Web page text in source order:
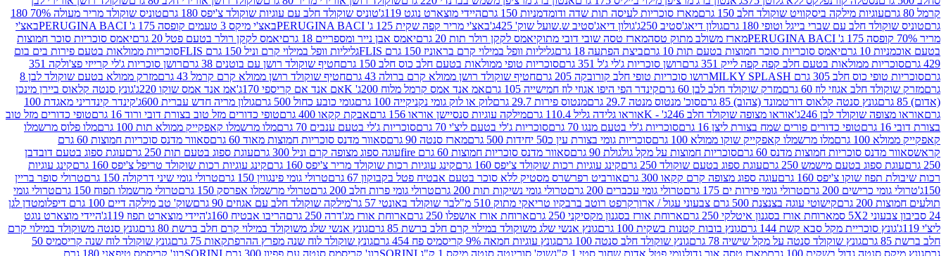
קרמל 80 גרם
עוגיות מילקה ביסקוויט שוקולד חלב 150 גרם מארז סוכריות לעיסה תות שדה ודומדמניות 150 גרם היידי מוצארט נוגט 119ג' טוניס שוקולד חלב עם עוגיות שוקולד צ'יפס 180 גרם
טוניס שוקולד מריר מעולה 70% 180
גרםטוניס שוקולד חלב עם שברי בייגל וטופי 180 גרם גולון דיאג'סטיב 250ג' גולון דיאג'סטיב ש.שועל שוק' 425ג' באצ'י מריר קפה שקית 125 ג' PERUGINA BACI באצ'י מיקס 3 טעמים קופסה 175 ג' PERUGINA BACI
באצ'י
מריר 70% קופסה 175 ג' PERUGINA BACI
מארז משולב מתוק טסהמארז טסה שובי דובי מתוקיאמס לקקן רולר תות 20 גרם יאמס אבן נייר ומספריים 18 גרם יאמס לקקן רולר בטעם פטל 20 גרם
יאמס סוכריות סוכר חמוצות
בטעם אוכמניות 10 גרם
יאמס סוכריות סוכר חמוצות בטעם תות 10 גרם ביצת הפתעה 18 גרם גליליות וופל במילוי קרם בראוניז 150 גרם FLIS גליליות וופל במילוי קרם וניל 150 גרם FLIS
סוכריות ממולאות בטעם פירות בים בום
429 גרם
סוכריות ממולאות בטעם חלב קפה קפה לייק 351 גרם רושן סוכריות ג'לי ג'ל 351 גרם סוכריות טופי ממולאות בטעם חלב כוס חלב 150 גרם חטיף שוקולד רושן עם בוטנים 38 גרם
רושן סוכריות ג'לי קרייזי פצ'ולקה 351
גרםסוכריות טופי כוס חלב 305 גרם MILKY SPLASH רושו סוכריות טופי חלב קורובקה 205 גרם חטיף שוקולד רושן ממולא קרם ברולה 43 גרם חטיף שוקולד רושן ממולא קרם קרמל 43 גרם
מזרק ממולא בטעם שוקולד לבן 8
גרםמזרק שוקולד חלב אגוזי לוז 60 גרם מזרק שוקולד חלב לבן 60 גרם קינדר הפי היפו אגוזי לוז חמישייה 105 גרם אמ אנד אמס קרמל מלוח 200ג' K אם אנד אם קריספי 170ג' אמ אנד אמס שוקו 220ג'
גונץ סנטה קלאוס ביירן מינכן
(אדום) 85 גרם
גונץ סנטה קלאוס דורטמונד (צהוב) 85 גרם סוכ' מנטוס מנטה 29.7 גרם מנטוס פירות 29.7 גרם לוק או לוק גומי נקניקייה 100 גרם גומי כובע כחול 500 גרם גולון מריה חדש עברית 600ג'
קינדר קינדריני מאגדת 100
גרםאוראו מצופה שוקולד לבן 246ג' אוראו מצופה שוקולד חלב 246ג' - K אוראו גלידה גליל 110.4 גרם מילקה עוגיות סנסיישן אוראו 156 גרם אבקת קקאו 400 גרם טופי כדורים מזל טוב בצורת דובי ורוד 16 גרם
טופי כדורים מזל טוב
בצורת דובי 16 גרם
טופי כדורים פורים שמח בצורת ליצן 16 גרם סוכריות ג'לי בטעם מנגו 70 גרם סוכריות ג'לי בטעם ליצ'י 70 גרם סוכריות ג'לי בטעם ענבים 70 גרם מלו מרשמלו קאפקייק ממולא תות 100 גרם
מלו פלוס מרשמלו
קאפקייק ממולא 100 גרם
מלו מרשמלו קאפקייק שוקו ממולא 100 גרם סוכריות גומי בצורת עין כ50 יחידות 500 גרם מארז סנטה 90 גרם סאוור מדנס סוכריות חמוצות מאוד 60 גרם
סאוור מדנס סוכריות חמוצות 60 גרם
קראשסאוור מדנס סוכריות חמוצות מדנס 60 גרם סוכריות חמוצות על מקל גולגולת 90 גרם סאוור מדנס סוכריות חמוצות 60 גרם fire עוגה ספוג מצופה קרם וניל 300 גרם עוגת ספוג בטעם תות 250 גרם
עוגת ספוג בטעם דובדבן
250 גרם
עוגת ספוג בטעם מישמש 250 גרם עוגת ספוג בטעם שוקולד 250 גרם קינג עוגיות רכות שוקולד צ'יפס 160 גרם קינג עוגיות רכות שוקולד מריר צ'יפס 160 גרם קינג עוגיות רכות שוקולד טריפל צ'יפס 160 גרם
קינג עוגיות
רכות שיבולת תפוז שוקו צ'יפס 160 גרם
עוגה ספוג מצופה קרם קקאו 300 גרם אורביט רפרשרס מסטיק ללא סוכר בטעם אבטיח פטל בקבוקון 67 גרם טרולי גומי פינגווין 150 גרם טרולי גומי שיני דרקולה 150 גרם
טרולי סופר בריין
150ג' טרולי גומי כרישים 200 גרם טרולי גומי פירות ים 175 גרם טרולי גומי עכברים 200 גרם טרולי גומי נשיקות תות 200 גרם טרולי גומי פרות חלב 200 גרם טרולי מרשמלו אפרסק 150 גרם טרולי מרשמלו תפוח 150 גרם
טרולי גומי
תולעים חמוצות 200 גרם
קישוטי עוגה בצנצנת 500 גרם צבעוני עגול / ארוך קרפט רוטב ברבקיו טריאקי מתוק 510 מ"ל בר שוקולד באונטי 57 גר' מילקה שוקולד חלב עם אגוזים 90 גרם שוק' טב מילקה דיים 100 גרם דיפלומט
דן לגן
24 סביבון צבעוני 5X2 סמ
ארוחת אורז בסגנון איטלקי 250 גרם ארוחת אורז בסגנון מקסיקני 250 גרם ארוחת אורז אושפלו 250 גרם ארוחת אורז מג'דרה 250 גרם הריבו אבטיח 160ג' היידי מוצארט תפוז 119ג'
היידי מוצארט נוגט
ליצ'י 119ג'
גונץ סוכריית מקל סבא קשת 144 גרם גונץ בובות קטנות בשקית 100 גרם גונץ אנשי שלג משוקולד במילוי קרם חלב ברשת 85 גרם גונץ אנשי שלג משוקולד במילוי קרם חלב ברשת 80 גרם
גונץ סנטה משוקולד במילוי קרם
חלב ברשת 85 גרם
גונץ שוקולד סנטה על מקל שישיה 78 גרם גונץ שוקולד חלב סנטה 100 גרם גונץ עוגיות חמאה 9% קריסמיס פח 454 גרם גונץ שוקולד לוח שנה מפרץ ההרפתקאות 75 גרם
גונץ שוקולד לוח שנה קריסמיס 50
גרםגונץ מיקס סנטה גדול בשקית 100 גרם מארז טסה אור גדולגומי פטל אדום שחור סטי 1 ק"ג שוק' סורינטה סנטה מיקס 1 ק"ג SORINI בונ' קריסמס סנטה עם פפיון 300 גרם SORINI
בונ' קריסמס טיפאני 180 גרם